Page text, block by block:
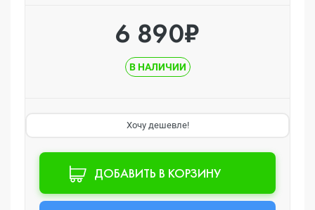
6 890₽
В НАЛИЧИИ
Хочу дешевле!
ДОБАВИТЬ В КОРЗИНУ